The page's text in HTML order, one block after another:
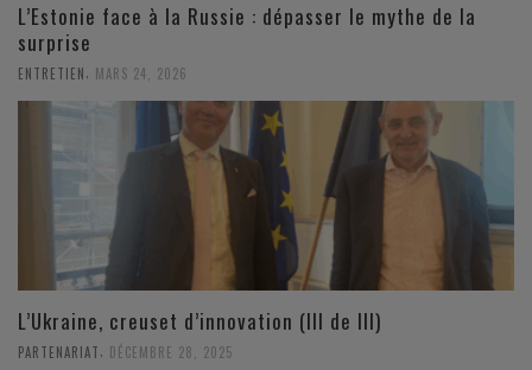
L’Estonie face à la Russie : dépasser le mythe de la
surprise
ENTRETIEN, MARS 24, 2026
L’Ukraine, creuset d’innovation (III de III)
PARTENARIAT, DÉCEMBRE 28, 2025